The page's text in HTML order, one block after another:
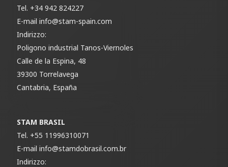
Tel. +34 942 824227
E-mailinfo@stam-spain.com
Indirizzo:
Poligono industrial Tanos-Viernoles
Calle de la Espina, 48
39300 Torrelavega
Cantabria, España
STAM BRASIL
Tel. +55 11996310071
E-mailinfo@stamdobrasil.com.br
Indirizzo: